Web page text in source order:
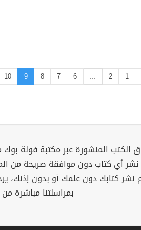
1
2
...
6
7
8
9
10
الكتب المنشورة عبر مكتبة فولة
نشر أي كتاب دون موافقة صريحة من
نشر كتابك دون علمك أو بدون إذنك،
بمراسلتنا مباشرة من